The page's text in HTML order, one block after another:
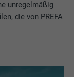
unregelmäßig
die von PREFA